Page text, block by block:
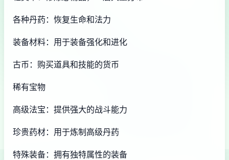
各种丹药：恢复生命和法力
装备材料：用于装备强化和进化
古币：购买道具和技能的货币
稀有宝物
高级法宝：提供强大的战斗能力
珍贵药材：用于炼制高级丹药
特殊装备：拥有独特属性的装备